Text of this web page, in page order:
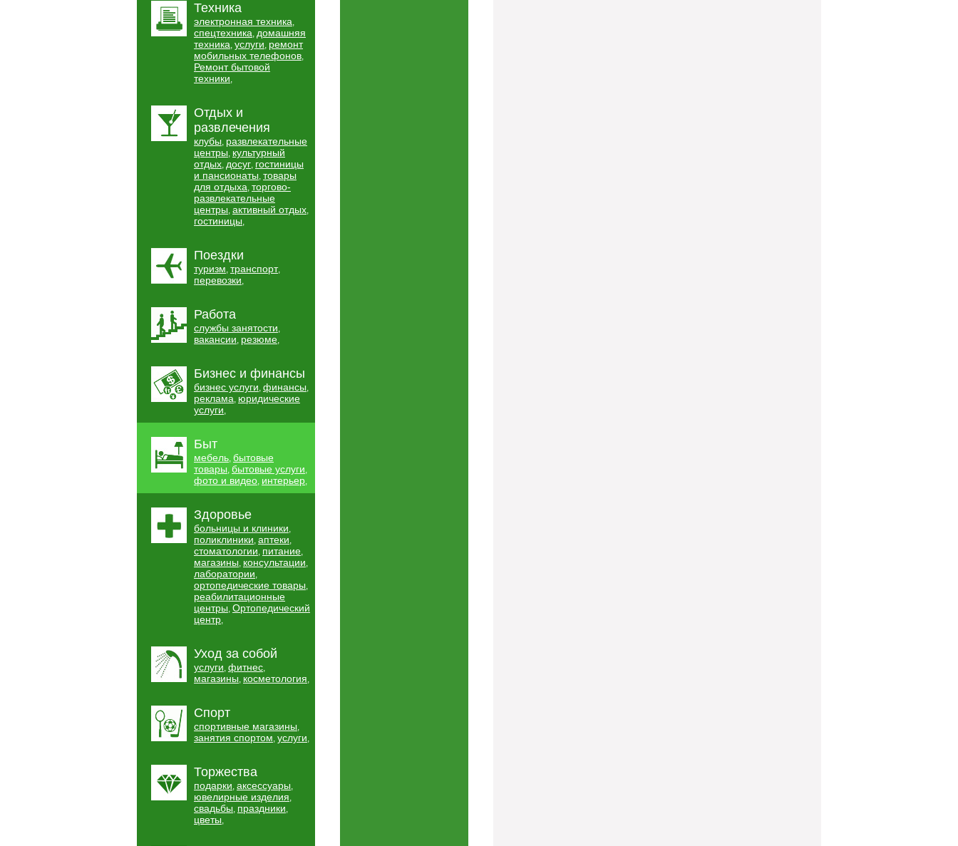
Техника
электронная техника,
спецтехника, домашняя
техника, услуги, ремонт
мобильных телефонов,
Ремонт бытовой
техники,
Отдых и
развлечения
клубы, развлекательные
центры, культурный
отдых, досуг, гостиницы
и пансионаты, товары
для отдыха, торгово-
развлекательные
центры, активный отдых,
гостиницы,
Поездки
туризм, транспорт,
перевозки,
Работа
службы занятости,
вакансии, резюме,
Бизнес и финансы
бизнес услуги, финансы,
реклама, юридические
услуги,
Быт
мебель, бытовые
товары, бытовые услуги,
фото и видео, интерьер,
Здоровье
больницы и клиники,
поликлиники, аптеки,
стоматологии, питание,
магазины, консультации,
лаборатории,
ортопедические товары,
реабилитационные
центры, Ортопедический
центр,
Уход за собой
услуги, фитнес,
магазины, косметология,
Спорт
спортивные магазины,
занятия спортом, услуги,
Торжества
подарки, аксессуары,
ювелирные изделия,
свадьбы, праздники,
цветы,